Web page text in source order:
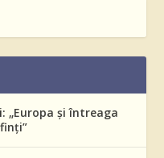
„Europa și întreaga